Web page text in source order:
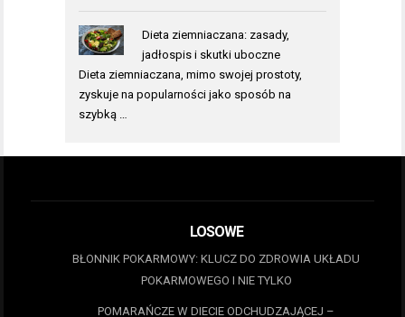
Dieta ziemniaczana: zasady,
jadłospis i skutki uboczne
Dieta ziemniaczana, mimo swojej prostoty,
zyskuje na popularności jako sposób na
szybką …
LOSOWE
BŁONNIK POKARMOWY: KLUCZ DO ZDROWIA UKŁADU
POKARMOWEGO I NIE TYLKO
POMARAŃCZE W DIECIE ODCHUDZAJĄCEJ –